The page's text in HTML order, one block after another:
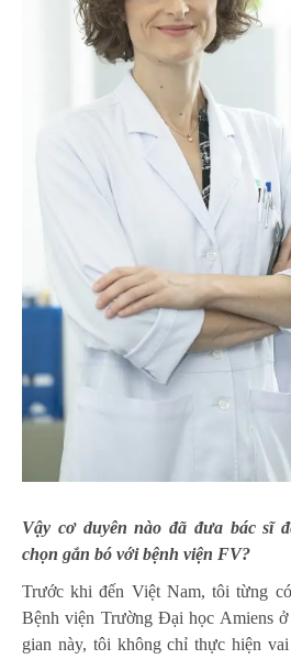
Vậy cơ duyên nào đã đưa bác sĩ
chọn gắn bó với bệnh viện FV?
Trước khi đến Việt Nam, tôi từng
Bệnh viện Trường Đại học Amiens ở
gian này, tôi không chỉ thực hiện